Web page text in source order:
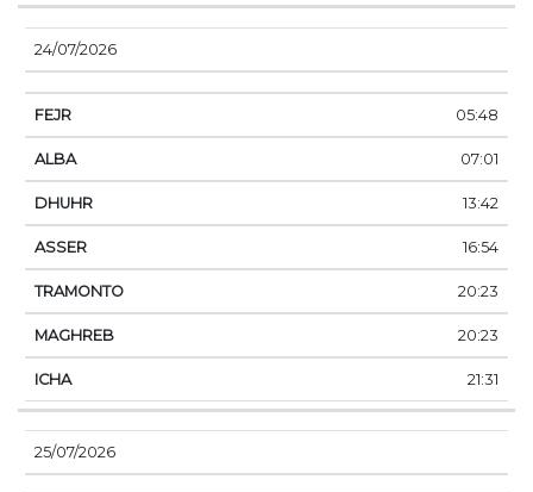
24/07/2026
05:48
07:01
13:42
16:54
20:23
20:23
21:31
25/07/2026